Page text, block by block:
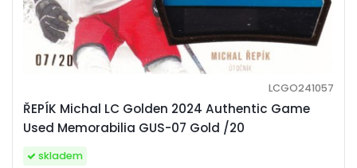
ŘEPÍK Michal LC Golden 2024 Authentic Game
Used Memorabilia GUS-07 Gold /20
LCGO241057
skladem